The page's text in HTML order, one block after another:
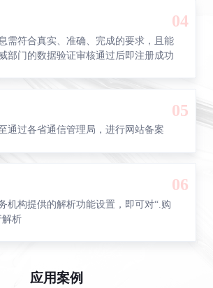
需符合真实、准确、完成的要求，且能
部门的数据验证审核通过后即注册成功
04
通过各省通信管理局，进行网站备案
05
机构提供的解析功能设置，即可对“.购
解析
06
应用案例